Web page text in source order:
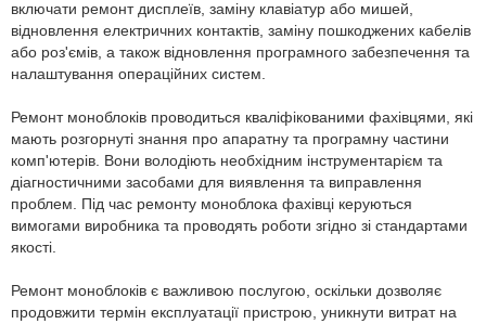
включати ремонт дисплеїв, заміну клавіатур або мишей,
відновлення електричних контактів, заміну пошкоджених кабелів
або роз'ємів, а також відновлення програмного забезпечення та
налаштування операційних систем.
Ремонт моноблоків проводиться кваліфікованими фахівцями, які
мають розгорнуті знання про апаратну та програмну частини
комп'ютерів. Вони володіють необхідним інструментарієм та
діагностичними засобами для виявлення та виправлення
проблем. Під час ремонту моноблока фахівці керуються
вимогами виробника та проводять роботи згідно зі стандартами
якості.
Ремонт моноблоків є важливою послугою, оскільки дозволяє
продовжити термін експлуатації пристрою, уникнути витрат на